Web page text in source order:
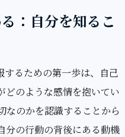
：自分を知るこ
するための第一歩は、自己
どのような感情を抱いてい
なのかを認識することから
分の行動の背後にある動機